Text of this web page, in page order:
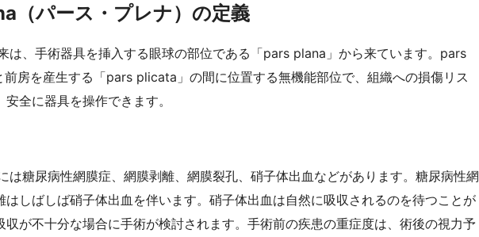
（パース・プレナ）の定義
は、手術器具を挿入する眼球の部位である「pars plana」から来ています。pars
房を産生する「pars plicata」の間に位置する無機能部位で、組織への損傷リス
安全に器具を操作できます。
は糖尿病性網膜症、網膜剥離、網膜裂孔、硝子体出血などがあります。糖尿病性網
はしばしば硝子体出血を伴います。硝子体出血は自然に吸収されるのを待つことが
収が不十分な場合に手術が検討されます。手術前の疾患の重症度は、術後の視力予